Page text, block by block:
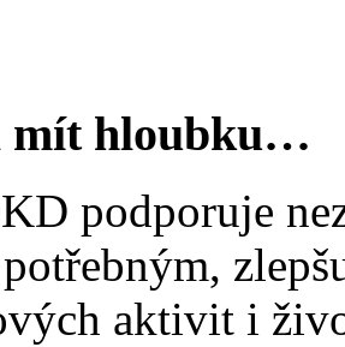
mít hloubku…
podporuje
aktivit i